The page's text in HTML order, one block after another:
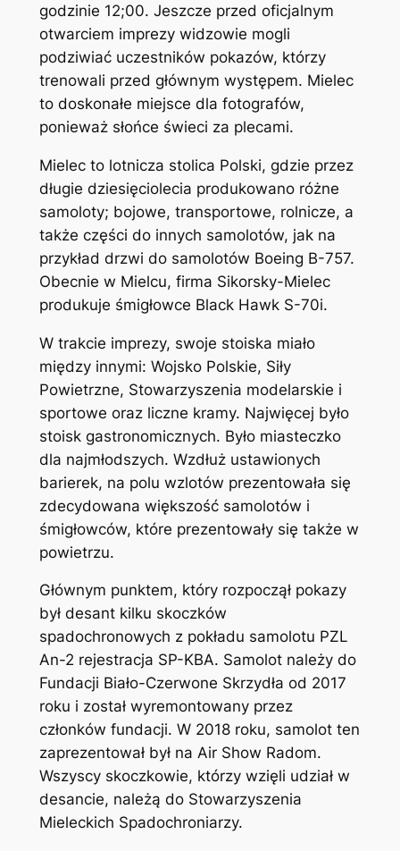
godzinie 12;00. Jeszcze przed oficjalnym
otwarciem imprezy widzowie mogli
podziwiać uczestników pokazów, którzy
trenowali przed głównym występem. Mielec
to doskonałe miejsce dla fotografów,
ponieważ słońce świeci za plecami.
Mielec to lotnicza stolica Polski, gdzie przez
długie dziesięciolecia produkowano różne
samoloty; bojowe, transportowe, rolnicze, a
także części do innych samolotów, jak na
przykład drzwi do samolotów Boeing B-757.
Obecnie w Mielcu, firma Sikorsky-Mielec
produkuje śmigłowce Black Hawk S-70i.
W trakcie imprezy, swoje stoiska miało
między innymi: Wojsko Polskie, Siły
Powietrzne, Stowarzyszenia modelarskie i
sportowe oraz liczne kramy. Najwięcej było
stoisk gastronomicznych. Było miasteczko
dla najmłodszych. Wzdłuż ustawionych
barierek, na polu wzlotów prezentowała się
zdecydowana większość samolotów i
śmigłowców, które prezentowały się także w
powietrzu.
Głównym punktem, który rozpoczął pokazy
był desant kilku skoczków
spadochronowych z pokładu samolotu PZL
An-2 rejestracja SP-KBA. Samolot należy do
Fundacji Biało-Czerwone Skrzydła od 2017
roku i został wyremontowany przez
członków fundacji. W 2018 roku, samolot ten
zaprezentował był na Air Show Radom.
Wszyscy skoczkowie, którzy wzięli udział w
desancie, należą do Stowarzyszenia
Mieleckich Spadochroniarzy.